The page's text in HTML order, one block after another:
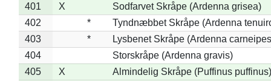
401
X
Sodfarvet Skråpe (Ardenna grisea)
402
*
Tyndnæbbet Skråpe (Ardenna
403
*
Lysbenet Skråpe (Ardenna
404
Storskråpe (Ardenna gravis)
405
X
Almindelig Skråpe (Puffinus puffinus)